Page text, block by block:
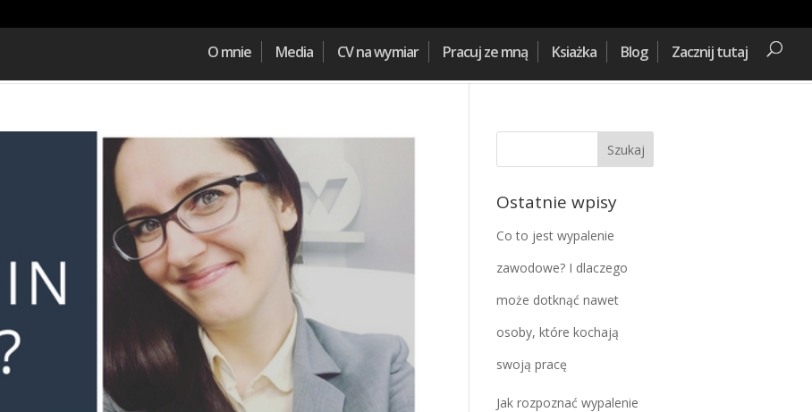
O mnie Media CV na wymiar Pracuj ze mną Ksiażka Blog Zacznij tutaj
Ostatnie wpisy
Co to jest wypalenie
zawodowe? I dlaczego
może dotknąć nawet
osoby, które kochają
swoją pracę
Jak rozpoznać wypalenie